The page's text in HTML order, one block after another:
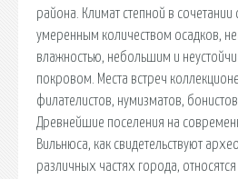
района. Климат степной в сочетании
умеренным количеством осадков,
влажностью, небольшим и
покровом. Места встреч
филателистов, нумизматов,
Древнейшие поселения на
Вильнюса, как свидетельствуют
различных частях города,